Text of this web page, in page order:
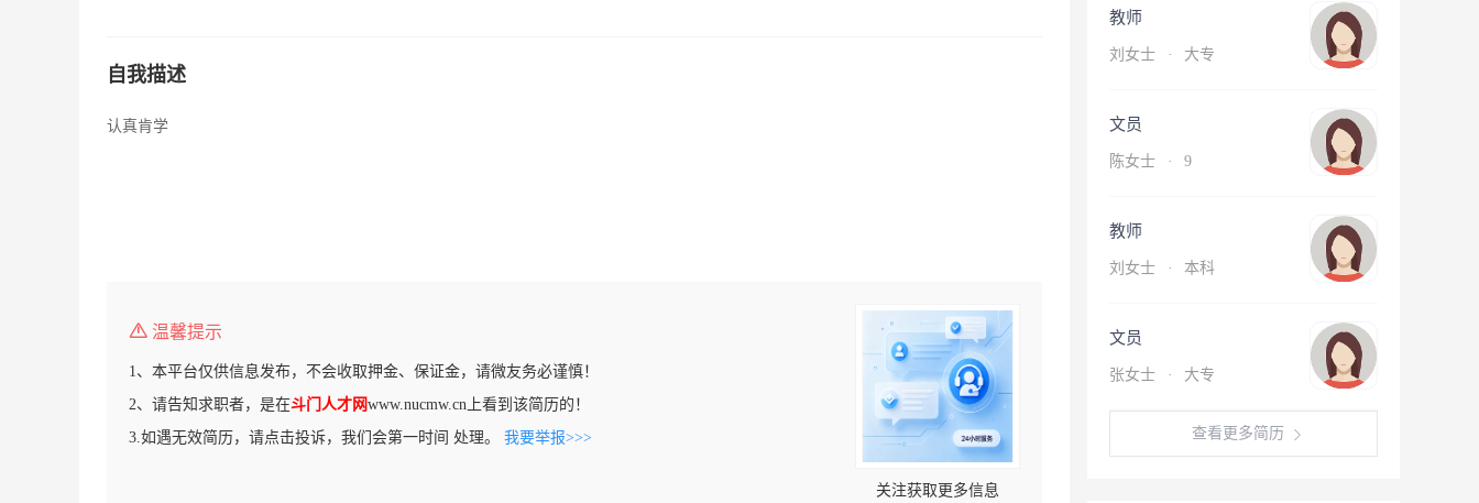
自我描述
认真肯学
温馨提示
1、本平台仅供信息发布，不会收取押金、保证金，请微友务必谨慎！
2、请告知求职者，是在斗门人才网www.nucmw.cn上看到该简历的！
3.如遇无效简历，请点击投诉，我们会第一时间 处理。 我要举报>>>
关注获取更多信息
教师
刘女士 · 大专
文员
陈女士 · 9
教师
刘女士 · 本科
文员
张女士 · 大专
查看更多简历